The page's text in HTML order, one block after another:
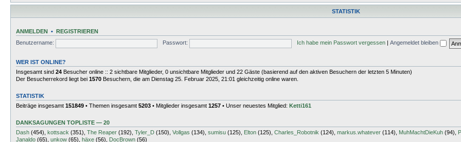
STATISTIK
ANMELDEN • REGISTRIEREN
Benutzername:
Passwort: Ich habe mein Passwort vergessen Angemeldet bleiben
WER IST ONLINE?
Insgesamt sind 24 Besucher online :: 2 sichtbare Mitglieder, 0 unsichtbare Mitglieder und 22 Gäste (basierend auf den aktiven Besuchern der letzten 5 Minuten)
Der Besucherrekord liegt bei 1570 Besuchern, die am Dienstag 25. Februar 2025, 21:01 gleichzeitig online waren.
STATISTIK
Beiträge insgesamt 151849 • Themen insgesamt 5203 • Mitglieder insgesamt 1257 • Unser neuestes Mitglied: Ketti161
DANKSAGUNGEN TOPLISTE — 20
Dash (454), kottsack (351), The Reaper (192), Tyler_D (150), Vollgas (134), sumisu (125), Elton (125), Charles_Robotnik (124), markus.whatever (114), MuhMachtDieKuh (94),
Janaldo (65), unkow (65), häxe (56), DocBrown (56)